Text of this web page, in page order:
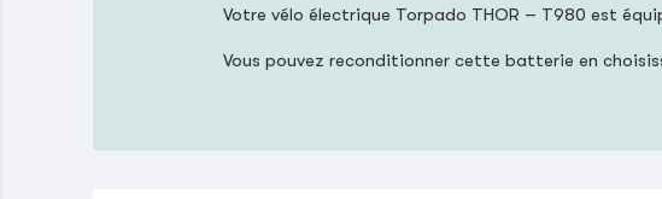
Votre vélo électrique Torpado THOR – T980 est
Vous pouvez reconditionner cette batterie en